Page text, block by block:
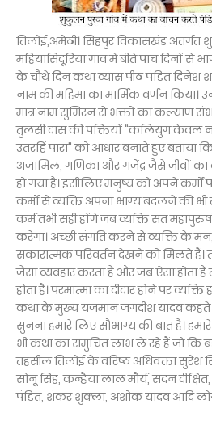
तिलोई,अमेठी। सिंहपुर विकासखंड
महियासिंदूरिया गांव में बीते पांच दिनों से
के चौथे दिन कथा व्यास पीठ पंडित दिनेश
नाम की महिमा का मार्मिक वर्णन
मात्र नाम सुमिरन से भक्तों का कल्याण
तुलसी दास की पंक्तियों "कलियुग केवल
उतरहिं पारा" को आधार बनाते हुए बताया
अजामिल, गणिका और गजेंद्र जैसे जीवों
हो गया है। इसीलिए मनुष्य को अपने कर्मों
कर्मों से व्यक्ति अपना भाग्य बदलने की भी
कर्म तभी सही होंगे जब व्यक्ति संत
करेगा। अच्छी संगति करने से व्यक्ति के
सकारात्मक परिवर्तन देखने को मिलते हैं।
जैसा व्यवहार करता है और जब ऐसा होता है
होता है। परमात्मा का दीदार होने पर
कथा के मुख्य यजमान जगदीश यादव
सुनना हमारे लिए सौभाग्य की बात है।
भी कथा का समुचित लाभ ले रहे हैं जो कि
तहसील तिलोई के वरिष्ठ अधिवक्ता सुरेश
सोनू सिंह, कन्हैया लाल मौर्य, सदन
पंडित, शंकर शुक्ला, अशोक यादव आदि